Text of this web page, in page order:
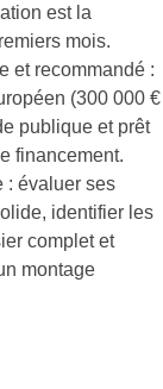
est la
mois.
et recommandé :
(300 000 €
publique et prêt
financement.
: évaluer ses
identifier les
complet et
montage